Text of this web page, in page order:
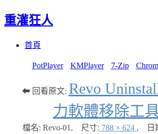
重灌狂人
首頁
PotPlayer KMPlayer 7-Zip
⬅ 回看原文: Revo
力軟體移除工具
檔名: Revo-01 , 尺寸: 788 × 624 , 日